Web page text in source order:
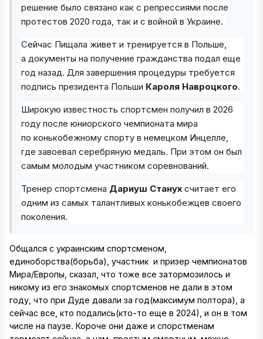
решение было связано как с репрессиями после
протестов 2020 года, так и с войной в Украине.
Сейчас Пищала живет и тренируется в Польше,
а документы на получение гражданства подал еще
год назад. Для завершения процедуры требуется
подпись президента Польши Кароля Навроцкого.
Широкую известность спортсмен получил в 2026
году после юниорского чемпионата мира
по конькобежному спорту в немецком Инцелле,
где завоевал серебряную медаль. При этом он был
самым молодым участником соревнований.
Тренер спортсмена Дариуш Станух считает его
одним из самых талантливых конькобежцев своего
поколения.
Общался с украинским спортсменом,
единоборства(борьба), участник и призер чемпионатов
Мира/Европы, сказал, что тоже все затормозилось и
никому из его знакомых спортсменов не дали в этом
году, что при Дуде давали за год(максимум полтора), а
сейчас все, кто подались(кто-то еще в 2024), и он в том
числе на паузе. Короче они даже и спорстменам